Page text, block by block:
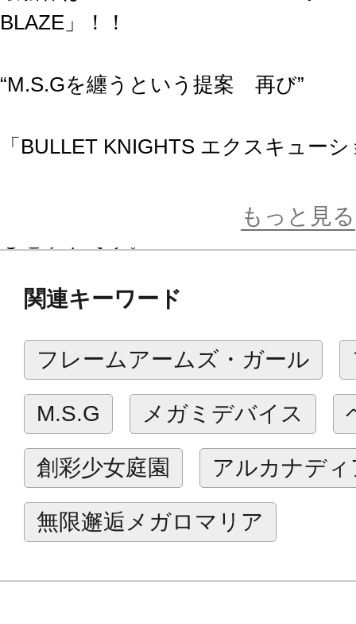
BLAZE」！！
“M.S.Gを纏うという提案 再び”
「BULLET KNIGHTS エクスキュー
み合わせる事で更にバリエーション
メージチェンジ。
3種の新表情フェイスが付属します。
【付属品/ギミック】
・本体をダークカラーから、ダーク
リアーレッドで成型されたホロニッ
ピアに変更。更にエフェクトアーム
た処刑人に生まれ変わりました。
・新規アイプリント3種の塗装済み
もっと見る
関連キーワード
フレームアームズ・ガール
M.S.G メガミデバイス
創彩少女庭園 アルカナディ
無限邂逅メガロマリア